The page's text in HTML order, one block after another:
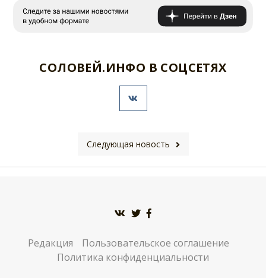
СОЛОВЕЙ.ИНФО В СОЦСЕТЯХ
Следующая новость
Редакция
Пользовательское соглашение
Политика конфиденциальности